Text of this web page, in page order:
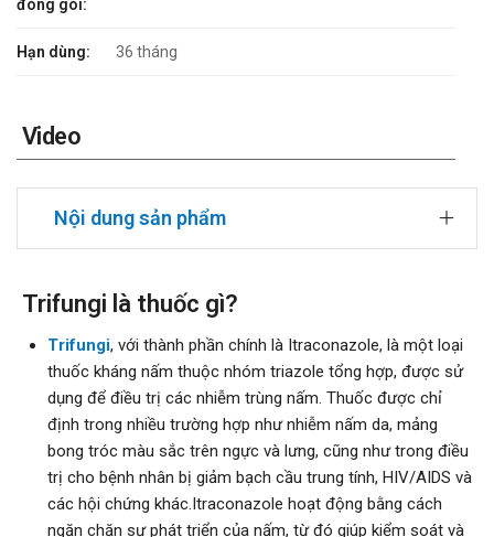
đóng gói:
Hạn dùng: 36 tháng
Video
Nội dung sản phẩm
Trifungi là thuốc gì?
Trifungi, với thành phần chính là Itraconazole, là một loại
thuốc kháng nấm thuộc nhóm triazole tổng hợp, được sử
dụng để điều trị các nhiễm trùng nấm. Thuốc được chỉ
định trong nhiều trường hợp như nhiễm nấm da, mảng
bong tróc màu sắc trên ngực và lưng, cũng như trong điều
trị cho bệnh nhân bị giảm bạch cầu trung tính, HIV/AIDS và
các hội chứng khác.Itraconazole hoạt động bằng cách
ngăn chặn sự phát triển của nấm, từ đó giúp kiểm soát và